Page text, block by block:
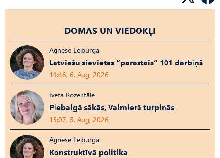
DOMAS UN VIEDOKĻI
Agnese Leiburga
Latviešu sievietes “parastais” 101 darbiņš
19:46, 6. Aug, 2026
Iveta Rozentāle
Piebalgā sākās, Valmierā turpinās
15:07, 5. Aug, 2026
Agnese Leiburga
Konstruktīvā politika